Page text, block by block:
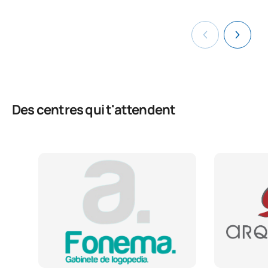
Des centres qui t'attendent